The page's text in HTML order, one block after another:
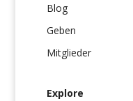
Blog
Geben
Mitglieder
Explore